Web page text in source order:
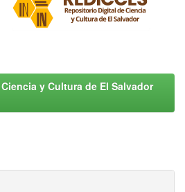
y Cultura de El Salvador